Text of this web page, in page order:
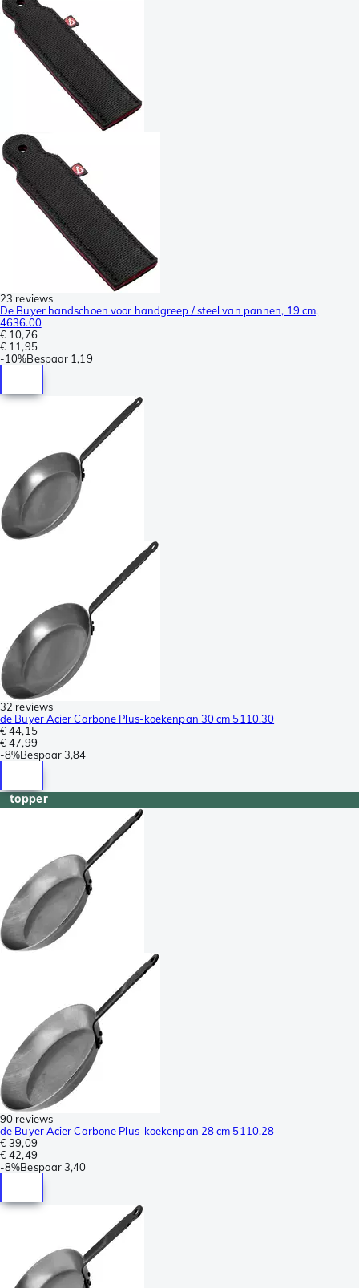
23 reviews
De Buyer handschoen voor handgreep / steel van pannen, 19 cm,
4636.00
€ 10,76
€ 11,95
-10%Bespaar 1,19
32 reviews
de Buyer Acier Carbone Plus-koekenpan 30 cm 5110.30
€ 44,15
€ 47,99
-8%Bespaar3,84
topper
90 reviews
de Buyer Acier Carbone Plus-koekenpan 28 cm 5110.28
€ 39,09
€ 42,49
-8%Bespaar3,40